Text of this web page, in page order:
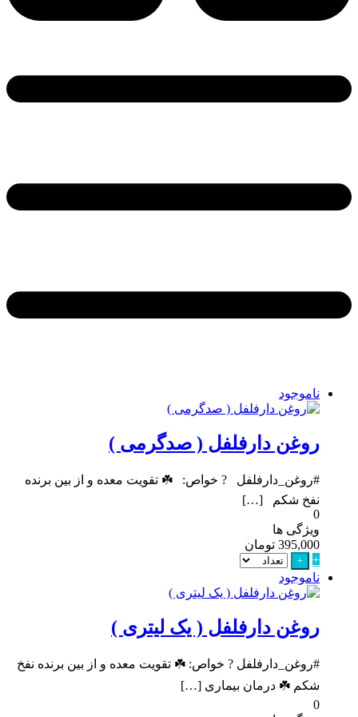
ناموجود
روغن دارفلفل ( صدگرمی )
#روغن_دارفلفل ? خواص: ☘️ تقویت معده و از بین برنده
نفخ شکم […]
0
ویژگی ها
395,000 تومان
+
+
ناموجود
روغن دارفلفل ( یک لیتری )
#روغن_دارفلفل ? خواص: ☘️ تقویت معده و از بین برنده نفخ
شکم ☘️ درمان بیماری […]
0